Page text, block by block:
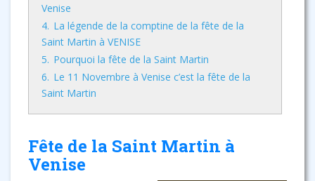
Venise
4. La légende de la comptine de la fête de la
Saint Martin à VENISE
5. Pourquoi la fête de la Saint Martin
6. Le 11 Novembre à Venise c’est la fête de la
Saint Martin
Fête de la Saint Martin à
Venise